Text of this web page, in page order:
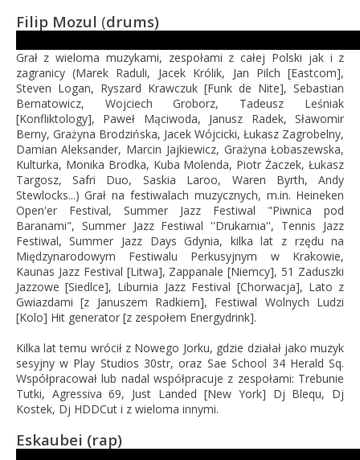
Filip Mozul (drums)
Grał z wieloma muzykami, zespołami z całej Polski jak i z
zagranicy (Marek Raduli, Jacek Królik, Jan Pilch [Eastcom],
Steven Logan, Ryszard Krawczuk [Funk de Nite], Sebastian
Bernatowicz, Wojciech Groborz, Tadeusz Leśniak
[Konfliktology], Paweł Mąciwoda, Janusz Radek, Sławomir
Berny, Grażyna Brodzińska, Jacek Wójcicki, Łukasz Zagrobelny,
Damian Aleksander, Marcin Jajkiewicz, Grażyna Łobaszewska,
Kulturka, Monika Brodka, Kuba Molenda, Piotr Żaczek, Łukasz
Targosz, Safri Duo, Saskia Laroo, Waren Byrth, Andy
Stewlocks...) Grał na festiwalach muzycznych, m.in. Heineken
Open'er Festival, Summer Jazz Festiwal "Piwnica pod
Baranami", Summer Jazz Festiwal ''Drukarnia'', Tennis Jazz
Festiwal, Summer Jazz Days Gdynia, kilka lat z rzędu na
Międzynarodowym Festiwalu Perkusyjnym w Krakowie,
Kaunas Jazz Festival [Litwa], Zappanale [Niemcy], 51 Zaduszki
Jazzowe [Siedlce], Liburnia Jazz Festival [Chorwacja], Lato z
Gwiazdami [z Januszem Radkiem], Festiwal Wolnych Ludzi
[Kolo] Hit generator [z zespołem Energydrink].
Kilka lat temu wrócił z Nowego Jorku, gdzie działał jako muzyk
sesyjny w Play Studios 30str, oraz Sae School 34 Herald Sq.
Współpracował lub nadal współpracuje z zespołami: Trebunie
Tutki, Agressiva 69, Just Landed [New York] Dj Blequ, Dj
Kostek, Dj HDDCut i z wieloma innymi.
Eskaubei (rap)